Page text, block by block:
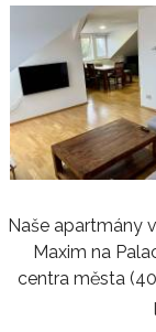
Naše apartmány
Maxim na
centra města